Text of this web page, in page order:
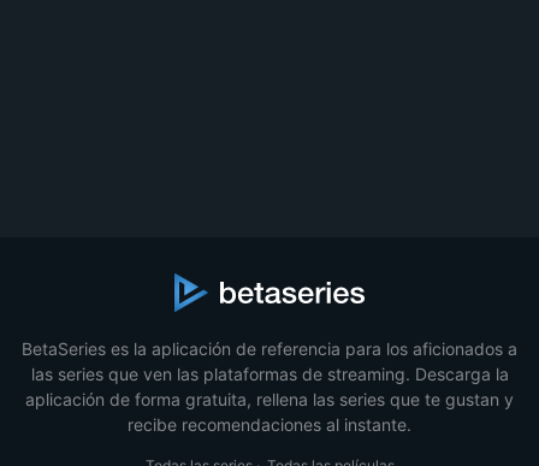
BetaSeries es la aplicación de referencia para los aficionados a
las series que ven las plataformas de streaming. Descarga la
aplicación de forma gratuita, rellena las series que te gustan y
recibe recomendaciones al instante.